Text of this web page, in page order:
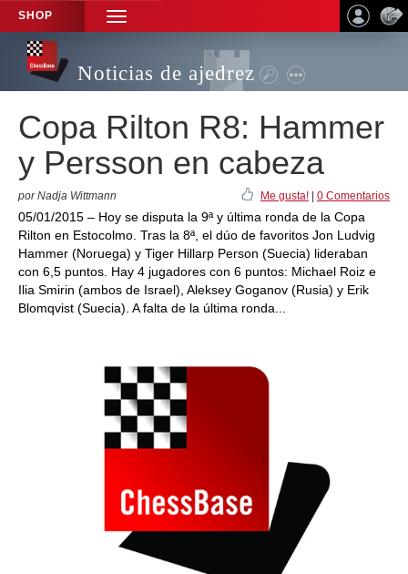
SHOP
TOGGLE
NAVIGATION
Noticias de ajedrez
Copa Rilton R8: Hammer
y Persson en cabeza
por Nadja Wittmann Me gusta! 0 Comentarios
05/01/2015 – Hoy se disputa la 9ª y última ronda de la Copa
Rilton en Estocolmo. Tras la 8ª, el dúo de favoritos Jon Ludvig
Hammer (Noruega) y Tiger Hillarp Person (Suecia) lideraban
con 6,5 puntos. Hay 4 jugadores con 6 puntos: Michael Roiz e
Ilia Smirin (ambos de Israel), Aleksey Goganov (Rusia) y Erik
Blomqvist (Suecia). A falta de la última ronda...